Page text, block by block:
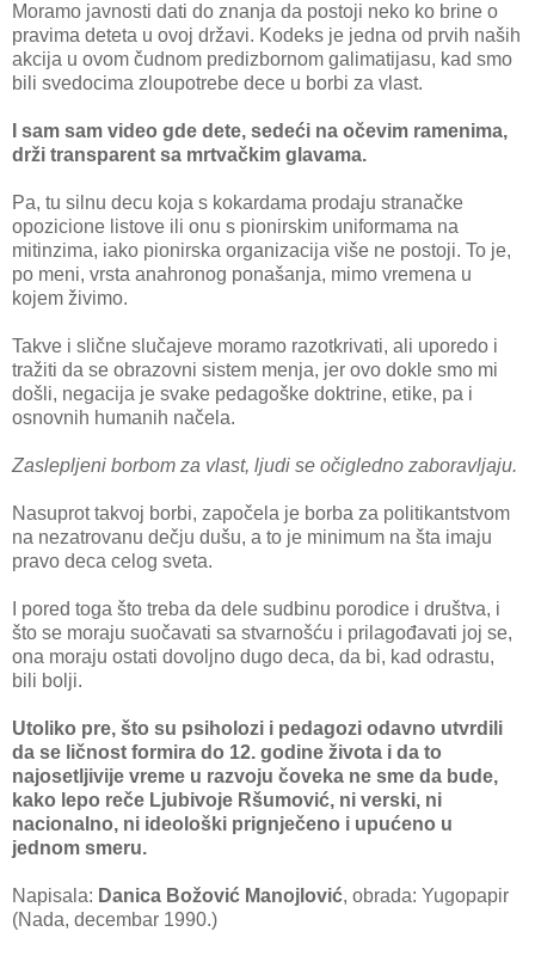
Moramo javnosti dati do znanja da postoji neko ko brine o
pravima deteta u ovoj državi. Kodeks je jedna od prvih naših
akcija u ovom čudnom predizbornom galimatijasu, kad smo
bili svedocima zloupotrebe dece u borbi za vlast.
I sam sam video gde dete, sedeći na očevim ramenima,
drži transparent sa mrtvačkim glavama.
Pa, tu silnu decu koja s kokardama prodaju stranačke
opozicione listove ili onu s pionirskim uniformama na
mitinzima, iako pionirska organizacija više ne postoji. To je,
po meni, vrsta anahronog ponašanja, mimo vremena u
kojem živimo.
Takve i slične slučajeve moramo razotkrivati, ali uporedo i
tražiti da se obrazovni sistem menja, jer ovo dokle smo mi
došli, negacija je svake pedagoške doktrine, etike, pa i
osnovnih humanih načela.
Zaslepljeni borbom za vlast, ljudi se očigledno zaboravljaju.
Nasuprot takvoj borbi, započela je borba za politikantstvom
na nezatrovanu dečju dušu, a to je minimum na šta imaju
pravo deca celog sveta.
I pored toga što treba da dele sudbinu porodice i društva, i
što se moraju suočavati sa stvarnošću i prilagođavati joj se,
ona moraju ostati dovoljno dugo deca, da bi, kad odrastu,
bili bolji.
Utoliko pre, što su psiholozi i pedagozi odavno utvrdili
da se ličnost formira do 12. godine života i da to
najosetljivije vreme u razvoju čoveka ne sme da bude,
kako lepo reče Ljubivoje Ršumović, ni verski, ni
nacionalno, ni ideološki prignječeno i upućeno u
jednom smeru.
Napisala: Danica Božović Manojlović, obrada: Yugopapir
(Nada, decembar 1990.)